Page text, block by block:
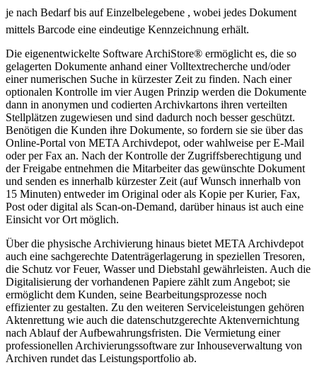
je nach Bedarf bis auf Einzelbelegebene , wobei jedes Dokument
mittels Barcode eine eindeutige Kennzeichnung erhält.
Die eigenentwickelte Software ArchiStore® ermöglicht es, die so
gelagerten Dokumente anhand einer Volltextrecherche und/oder
einer numerischen Suche in kürzester Zeit zu finden. Nach einer
optionalen Kontrolle im vier Augen Prinzip werden die Dokumente
dann in anonymen und codierten Archivkartons ihren verteilten
Stellplätzen zugewiesen und sind dadurch noch besser geschützt.
Benötigen die Kunden ihre Dokumente, so fordern sie sie über das
Online-Portal von META Archivdepot, oder wahlweise per E-Mail
oder per Fax an. Nach der Kontrolle der Zugriffsberechtigung und
der Freigabe entnehmen die Mitarbeiter das gewünschte Dokument
und senden es innerhalb kürzester Zeit (auf Wunsch innerhalb von
15 Minuten) entweder im Original oder als Kopie per Kurier, Fax,
Post oder digital als Scan-on-Demand, darüber hinaus ist auch eine
Einsicht vor Ort möglich.
Über die physische Archivierung hinaus bietet META Archivdepot
auch eine sachgerechte Datenträgerlagerung in speziellen Tresoren,
die Schutz vor Feuer, Wasser und Diebstahl gewährleisten. Auch die
Digitalisierung der vorhandenen Papiere zählt zum Angebot; sie
ermöglicht dem Kunden, seine Bearbeitungsprozesse noch
effizienter zu gestalten. Zu den weiteren Serviceleistungen gehören
Aktenrettung wie auch die datenschutzgerechte Aktenvernichtung
nach Ablauf der Aufbewahrungsfristen. Die Vermietung einer
professionellen Archivierungssoftware zur Inhouseverwaltung von
Archiven rundet das Leistungsportfolio ab.